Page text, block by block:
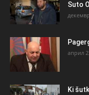
Suto
април
Ki